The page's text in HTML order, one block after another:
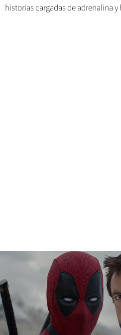
historias cargadas de adrenalina y